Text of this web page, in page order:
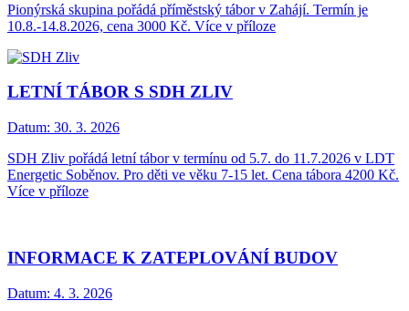
Pionýrská skupina pořádá příměstský tábor v Zahájí. Termín je
10.8.-14.8.2026, cena 3000 Kč. Více v příloze
LETNÍ TÁBOR S SDH ZLIV
Datum: 30. 3. 2026
SDH Zliv pořádá letní tábor v termínu od 5.7. do 11.7.2026 v LDT
Energetic Soběnov. Pro děti ve věku 7-15 let. Cena tábora 4200 Kč.
Více v příloze
INFORMACE K ZATEPLOVÁNÍ BUDOV
Datum: 4. 3. 2026